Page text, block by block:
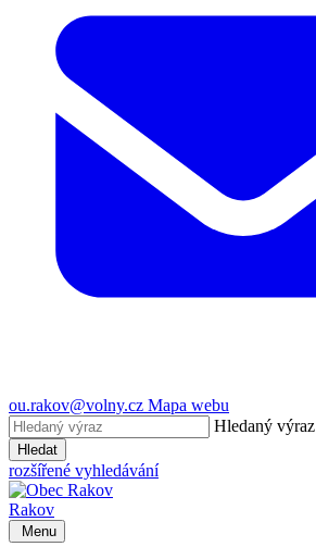
ou.rakov@volny.cz Mapa webu
Hledaný výraz
Hledat
rozšířené vyhledávání
Rakov
Menu